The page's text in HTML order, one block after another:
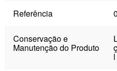
Referência
Conservação e
Manutenção do Produto